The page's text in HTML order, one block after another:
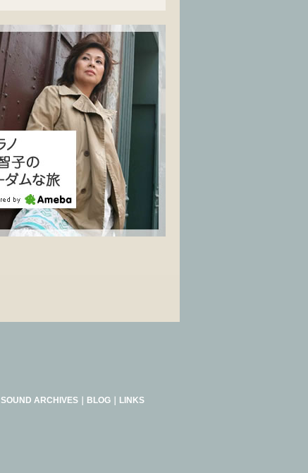
SOUND ARCHIVES｜ BLOG｜ LINKS